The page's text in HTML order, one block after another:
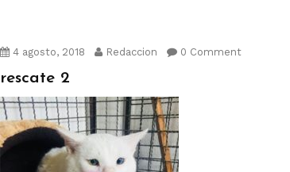
4 agosto, 2018 Redaccion 0 Comment
rescate 2